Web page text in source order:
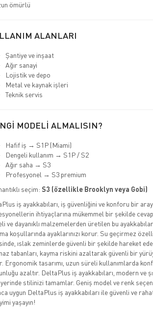
ömürlü
ALANLARI
Şantiye ve inşaat
Ağır sanayi
Lojistik ve depo
Metal ve kaynak işleri
Teknik servis
MODELİ ALMALISIN?
Hafif iş → S1P (Miami)
Dengeli kullanım → S1P / S2
Ağır saha → S3
Profesyonel → S3 premium
seçim: S3 (özellikle Brooklyn veya Gobi)
iş ayakkabıları, iş güvenliğini ve konforu bir
ihtiyaçlarına mükemmel bir şekilde
ve dayanıklı malzemelerden üretilen bu
koşullarında ayaklarınızı korur. Su geçirmez
ıslak zeminlerde güvenli bir şekilde hareket
tabanları, kayma riskini azaltarak güvenli bir
Ergonomik tasarımı, uzun süreli kullanımlarda
azaltır. DeltaPlus iş ayakkabıları, modern ve
stilinizi tamamlar. Geniş model ve renk
uygun DeltaPlus iş ayakkabıları ile güvenli ve
yaşayın!